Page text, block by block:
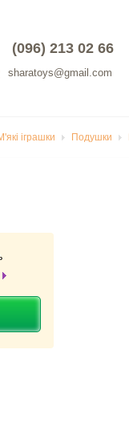
(096) 213 02 66
sharatoys@gmail.com
іграшки Подушки